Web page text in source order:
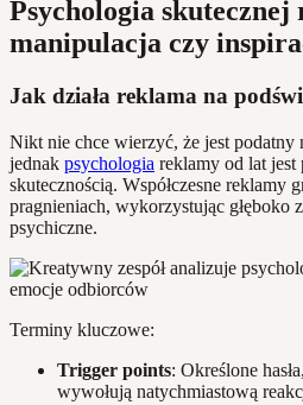
Psychologia skutecznej
manipulacja czy
Jak działa reklama na
Nikt nie chce wierzyć, że jest podatny
jednak psychologia reklamy od lat
skutecznością. Współczesne reklamy
pragnieniach, wykorzystując głęboko
psychiczne.
Terminy kluczowe:
Trigger points: Określone
wywołują natychmiastową